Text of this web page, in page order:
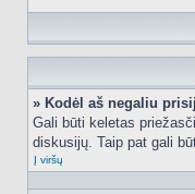
» Kodėl aš negaliu
Gali būti keletas
diskusijų. Taip pat gali
Į viršų